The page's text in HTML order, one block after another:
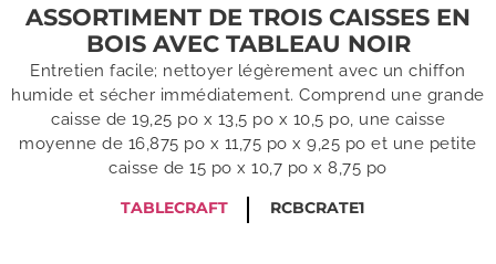
ASSORTIMENT DE TROIS CAISSES EN
BOIS AVEC TABLEAU NOIR
Entretien facile; nettoyer légèrement avec un chiffon
humide et sécher immédiatement. Comprend une grande
caisse de 19,25 po x 13,5 po x 10,5 po, une caisse
moyenne de 16,875 po x 11,75 po x 9,25 po et une petite
caisse de 15 po x 10,7 po x 8,75 po
TABLECRAFT
RCBCRATE1